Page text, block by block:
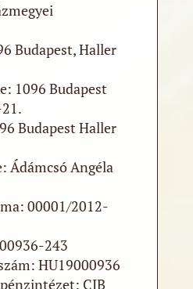
Budapest, Haller
1096 Budapest
Budapest Haller
Ádámcsó Angéla
00001/2012-
243
HU19000936
CIB